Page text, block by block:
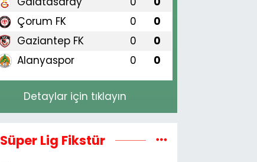
Çorum FK 0 0
Gaziantep FK 0 0
Alanyaspor 0 0
Detaylar için tıklayın
Süper Lig Fikstür